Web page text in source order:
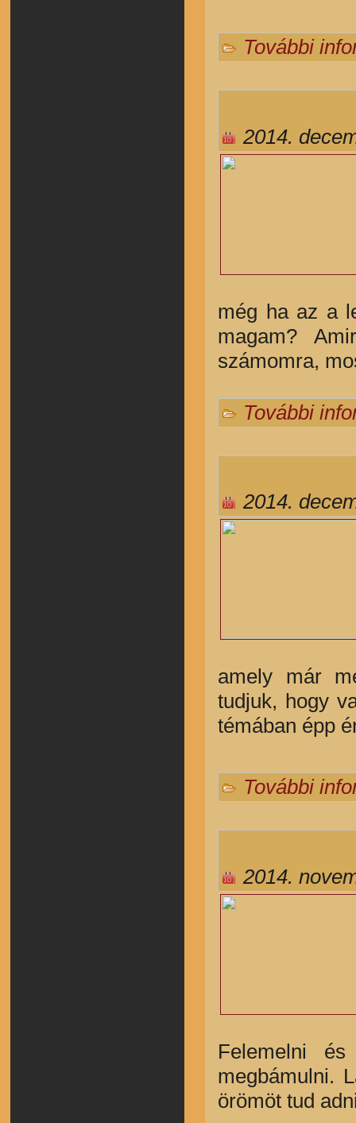
További
2014.
még ha az a
magam?
számomra,
További
2014.
amely már
tudjuk, hogy
témában épp
További
2014.
Felemelni
megbámulni.
örömöt tud